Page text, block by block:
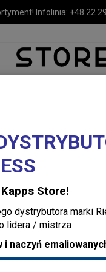
Infolinia: +48 22
Store!
dystrybutora marki
lidera / mistrza
naczyń
TEKSTYLIA I
Durszlak
Riess Classic
Dodaj recenzję: